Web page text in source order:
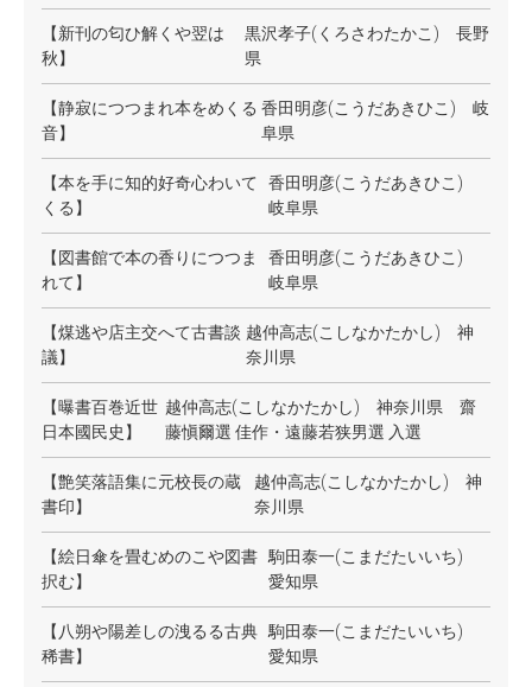
【新刊の匂ひ解くや翌は
秋】
黒沢孝子(くろさわたかこ) 長野
県
【静寂につつまれ本をめくる
音】
香田明彦(こうだあきひこ) 岐
阜県
【本を手に知的好奇心わいて
くる】
香田明彦(こうだあきひこ)
岐阜県
【図書館で本の香りにつつま
れて】
香田明彦(こうだあきひこ)
岐阜県
【煤逃や店主交へて古書談
議】
越仲高志(こしなかたかし) 神
奈川県
【曝書百巻近世
日本國民史】
越仲高志(こしなかたかし) 神奈川県 齋
藤愼爾選 佳作・遠藤若狭男選 入選
【艶笑落語集に元校長の蔵
書印】
越仲高志(こしなかたかし) 神
奈川県
【絵日傘を畳むめのこや図書
択む】
駒田泰一(こまだたいいち)
愛知県
【八朔や陽差しの洩るる古典
稀書】
駒田泰一(こまだたいいち)
愛知県